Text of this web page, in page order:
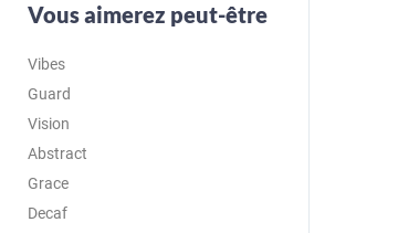
Vous aimerez peut-être
Vibes
Guard
Vision
Abstract
Grace
Decaf